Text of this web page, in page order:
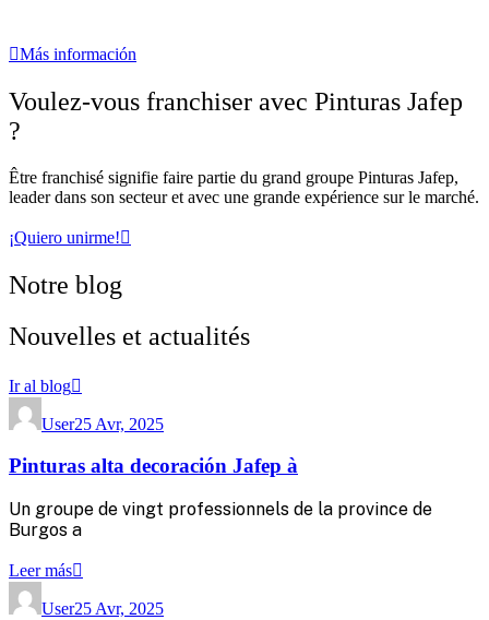
Más información
Voulez-vous franchiser avec Pinturas Jafep
?
Être franchisé signifie faire partie du grand groupe Pinturas Jafep,
leader dans son secteur et avec une grande expérience sur le marché.
¡Quiero unirme!
Notre blog
Nouvelles et actualités
Ir al blog
User25 Avr, 2025
Pinturas alta decoración Jafep à
Un groupe de vingt professionnels de la province de
Burgos a
Leer más
User25 Avr, 2025